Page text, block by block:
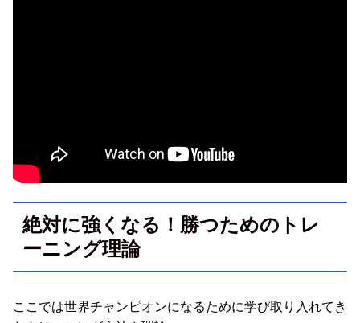
絶対に強くなる！勝つためのトレ
ーニング理論
ここでは世界チャンピオンになるために学び取り入れてき